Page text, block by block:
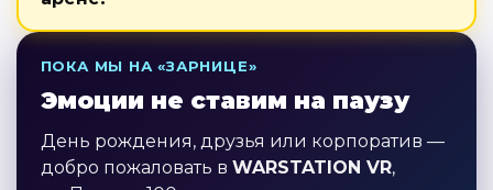
ПОКА МЫ НА «ЗАРНИЦЕ»
Эмоции не ставим на паузу
День рождения, друзья или корпоратив —
добро пожаловать в WARSTATION VR,